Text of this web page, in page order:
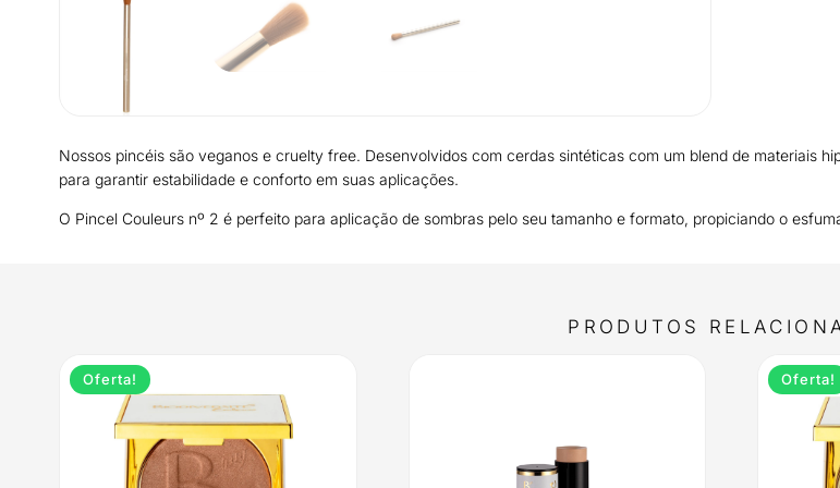
Nossos pincéis são veganos e cruelty free. Desenvolvidos com cerdas sintéticas com um blend de materiais
para garantir estabilidade e conforto em suas aplicações.
O Pincel Couleurs nº 2 é perfeito para aplicação de sombras pelo seu tamanho e formato, propiciando o
PRODUTOS
Oferta! Oferta!